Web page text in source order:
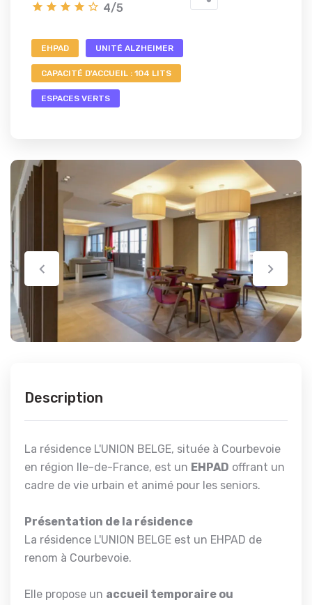
4/5
EHPAD UNITÉ ALZHEIMER
CAPACITÉ D'ACCUEIL : 104 LITS
ESPACES VERTS
Description
La résidence L'UNION BELGE, située à Courbevoie
en région Ile-de-France, est un EHPAD offrant un
cadre de vie urbain et animé pour les seniors.
Présentation de la résidence
La résidence L'UNION BELGE est un EHPAD de
renom à Courbevoie.
Elle propose un accueil temporaire ou